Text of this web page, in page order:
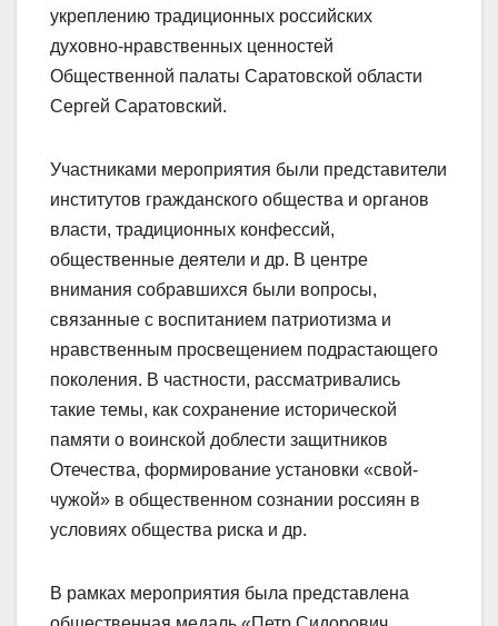
укреплению традиционных российских
духовно-нравственных ценностей
Общественной палаты Саратовской области
Сергей Саратовский.
Участниками мероприятия были представители
институтов гражданского общества и органов
власти, традиционных конфессий,
общественные деятели и др. В центре
внимания собравшихся были вопросы,
связанные с воспитанием патриотизма и
нравственным просвещением подрастающего
поколения. В частности, рассматривались
такие темы, как сохранение исторической
памяти о воинской доблести защитников
Отечества, формирование установки «свой-
чужой» в общественном сознании россиян в
условиях общества риска и др.
В рамках мероприятия была представлена